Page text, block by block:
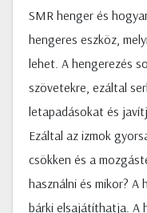
SMR henger és
hengeres eszköz,
lehet. A hengerezés
szövetekre, ezáltal
letapadásokat és
Ezáltal az izmok
csökken és a
használni és mikor? A
bárki elsajátíthatja. A